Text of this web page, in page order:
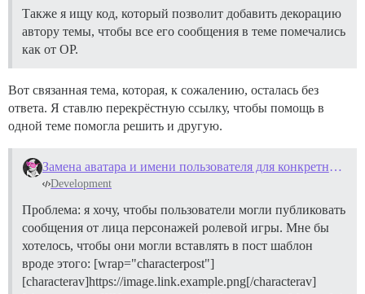
Также я ищу код, который позволит добавить декорацию
автору темы, чтобы все его сообщения в теме помечались
как от OP.
Вот связанная тема, которая, к сожалению, осталась без
ответа. Я ставлю перекрёстную ссылку, чтобы помощь в
одной теме помогла решить и другую.
Замена аватара и имени пользователя для конкретного сообщения
Development
Проблема: я хочу, чтобы пользователи могли публиковать
сообщения от лица персонажей ролевой игры. Мне бы
хотелось, чтобы они могли вставлять в пост шаблон
вроде этого: [wrap="characterpost"]
[characterav]https://image.link.example.png[/characterav]